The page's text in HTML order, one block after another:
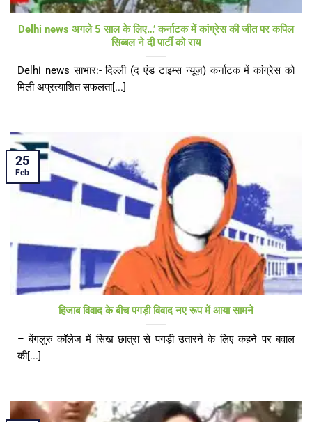
Delhi news अगले 5 साल के लिए…’ कर्नाटक में कांग्रेस की जीत पर कपिल
सिब्बल ने दी पार्टी को राय
Delhi news साभार:- दिल्ली (द एंड टाइम्स न्यूज़) कर्नाटक में कांग्रेस को
मिली अप्रत्याशित सफलता[...]
हिजाब विवाद के बीच पगड़ी विवाद नए रूप में आया सामने
– बेंगलुरु कॉलेज में सिख छात्रा से पगड़ी उतारने के लिए कहने पर बवाल
की[...]
25
Feb